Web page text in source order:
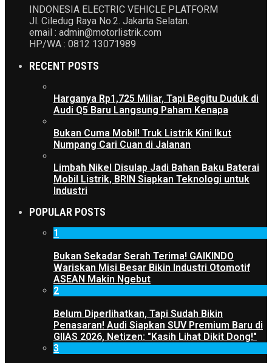
INDONESIA ELECTRIC VEHICLE PLATFORM
Jl. Ciledug Raya No.2. Jakarta Selatan.
email : admin@motorlistrik.com
HP/WA : 0812 13071989
RECENT POSTS
Harganya Rp1,725 Miliar, Tapi Begitu Duduk di
Audi Q5 Baru Langsung Paham Kenapa
Bukan Cuma Mobil! Truk Listrik Kini Ikut
Numpang Cari Cuan di Jalanan
Limbah Nikel Disulap Jadi Bahan Baku Baterai
Mobil Listrik, BRIN Siapkan Teknologi untuk
Industri
POPULAR POSTS
1
Bukan Sekadar Serah Terima! GAIKINDO
Wariskan Misi Besar Bikin Industri Otomotif
ASEAN Makin Ngebut
2
Belum Diperlihatkan, Tapi Sudah Bikin
Penasaran! Audi Siapkan SUV Premium Baru di
GIIAS 2026, Netizen: "Kasih Lihat Dikit Dong!"
3